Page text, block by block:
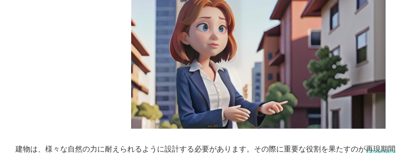
建物は、様々な自然の力に耐えられるように設計する必要があります。その際に重要な役割を果たすのが再現期間